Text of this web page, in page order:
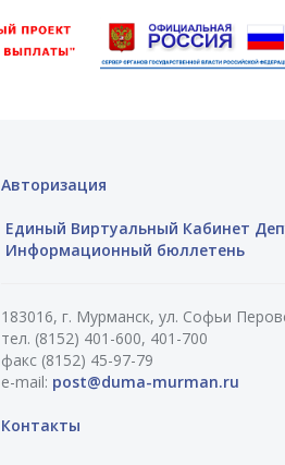
Авторизация
Единый Виртуальный Кабинет
Информационный бюллетень
183016, г. Мурманск, ул. Софьи
тел. (8152) 401-600, 401-700
факс (8152) 45-97-79
e-mail: post@duma-murman.ru
Контакты